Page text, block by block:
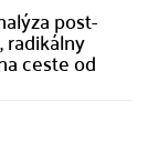
post-
ceste od